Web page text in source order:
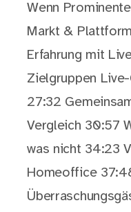
Wenn
Markt &
Erfahrung mit
Zielgruppen
27:32
Vergleich 30:57
was nicht 34:23
Homeoffice